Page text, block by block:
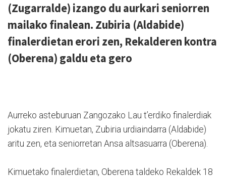
(Zugarralde) izango du aurkari seniorren
mailako finalean. Zubiria (Aldabide)
finalerdietan erori zen, Rekalderen kontra
(Oberena) galdu eta gero
Aurreko asteburuan Zangozako Lau t’erdiko finalerdiak
jokatu ziren. Kimuetan, Zubiria urdiaindarra (Aldabide)
aritu zen, eta seniorretan Ansa altsasuarra (Oberena).
Kimuetako finalerdietan, Oberena taldeko Rekaldek 18